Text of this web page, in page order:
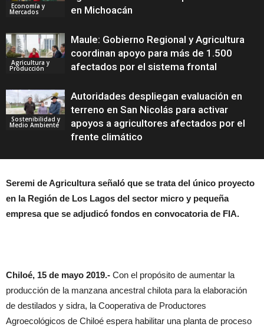
Economía y
Mercados
en Michoacán
Agricultura y
Producción
Maule: Gobierno Regional y Agricultura
coordinan apoyo para más de 1.500
afectados por el sistema frontal
Sostenibilidad y
Medio Ambiente
Autoridades despliegan evaluación en
terreno en San Nicolás para activar
apoyos a agricultores afectados por el
frente climático
Seremi de Agricultura señaló que se trata del único proyecto
en la Región de Los Lagos del sector micro y pequeña
empresa que se adjudicó fondos en convocatoria de FIA.
Chiloé, 15 de mayo 2019.- Con el propósito de aumentar la
producción de la manzana ancestral chilota para la elaboración
de destilados y sidra, la Cooperativa de Productores
Agroecológicos de Chiloé espera habilitar una planta de proceso